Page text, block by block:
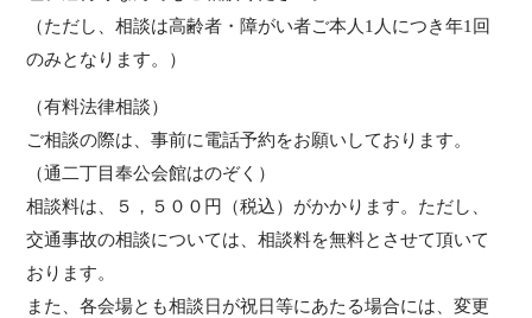
（ただし、相談は高齢者・障がい者ご本人1人につき年1回
のみとなります。）
（有料法律相談）
ご相談の際は、事前に電話予約をお願いしております。
（通二丁目奉公会館はのぞく）
相談料は、５，５００円（税込）がかかります。ただし、
交通事故の相談については、相談料を無料とさせて頂いて
おります。
また、各会場とも相談日が祝日等にあたる場合には、変更